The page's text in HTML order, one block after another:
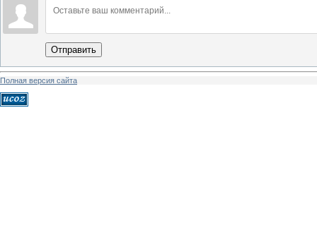
Отправить
Полная версия сайта